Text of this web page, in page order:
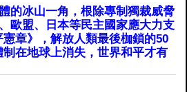
的冰山一角，根除專制獨裁威脅
歐盟、日本等民主國家應大力支
章》，解放人類最後枷鎖的50
在地球上消失，世界和平才有